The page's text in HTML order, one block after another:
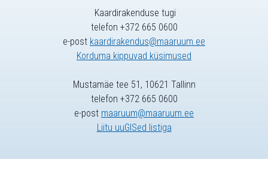
Kaardirakenduse tugi
telefon +372 665 0600
e-post kaardirakendus@maaruum.ee
Korduma kippuvad küsimused
Mustamäe tee 51, 10621 Tallinn
telefon +372 665 0600
e-post maaruum@maaruum.ee
Liitu uuGISed listiga